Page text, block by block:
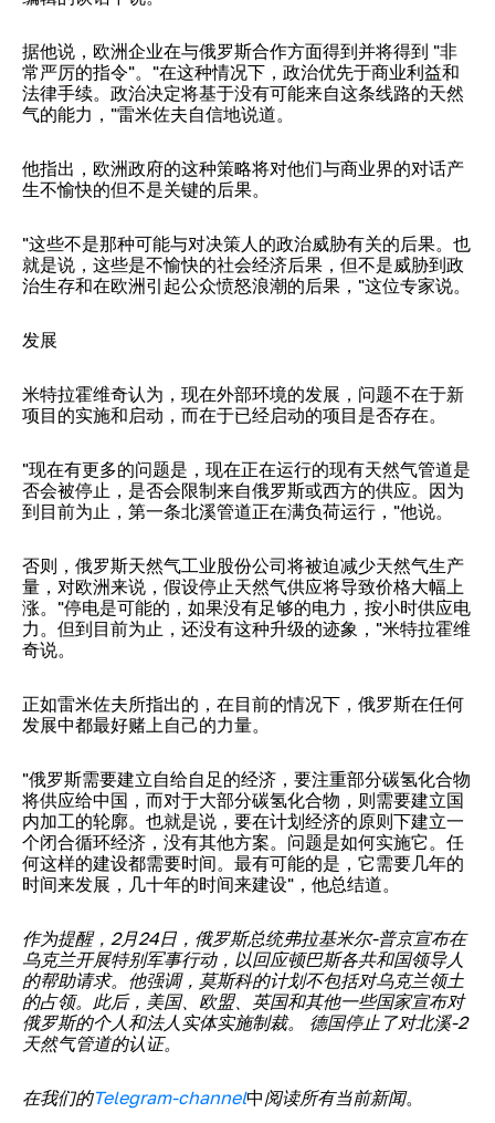
据他说，欧洲企业在与俄罗斯合作方面得到并将得到 "非
常严厉的指令"。"在这种情况下，政治优先于商业利益和
法律手续。政治决定将基于没有可能来自这条线路的天然
气的能力，"雷米佐夫自信地说道。
他指出，欧洲政府的这种策略将对他们与商业界的对话产
生不愉快的但不是关键的后果。
"这些不是那种可能与对决策人的政治威胁有关的后果。也
就是说，这些是不愉快的社会经济后果，但不是威胁到政
治生存和在欧洲引起公众愤怒浪潮的后果，"这位专家说。
发展
米特拉霍维奇认为，现在外部环境的发展，问题不在于新
项目的实施和启动，而在于已经启动的项目是否存在。
"现在有更多的问题是，现在正在运行的现有天然气管道是
否会被停止，是否会限制来自俄罗斯或西方的供应。因为
到目前为止，第一条北溪管道正在满负荷运行，"他说。
否则，俄罗斯天然气工业股份公司将被迫减少天然气生产
量，对欧洲来说，假设停止天然气供应将导致价格大幅上
涨。"停电是可能的，如果没有足够的电力，按小时供应电
力。但到目前为止，还没有这种升级的迹象，"米特拉霍维
奇说。
正如雷米佐夫所指出的，在目前的情况下，俄罗斯在任何
发展中都最好赌上自己的力量。
"俄罗斯需要建立自给自足的经济，要注重部分碳氢化合物
将供应给中国，而对于大部分碳氢化合物，则需要建立国
内加工的轮廓。也就是说，要在计划经济的原则下建立一
个闭合循环经济，没有其他方案。问题是如何实施它。任
何这样的建设都需要时间。最有可能的是，它需要几年的
时间来发展，几十年的时间来建设"，他总结道。
作为提醒，2月24日，俄罗斯总统弗拉基米尔-普京宣布在
乌克兰开展特别军事行动，以回应顿巴斯各共和国领导人
的帮助请求。他强调，莫斯科的计划不包括对乌克兰领土
的占领。此后，美国、欧盟、英国和其他一些国家宣布对
俄罗斯的个人和法人实体实施制裁。 德国停止了对北溪-2
天然气管道的认证。
在我们的Telegram-channel中阅读所有当前新闻。